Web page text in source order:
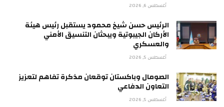
أغسطس 6, 2026
الرئيس حسن شيخ محمود يستقبل رئيس هيئة
الأركان الجيبوتية ويبحثان التنسيق الأمني
والعسكري
أغسطس 5, 2026
الصومال وباكستان توقعان مذكرة تفاهم لتعزيز
التعاون الدفاعي
أغسطس 5, 2026